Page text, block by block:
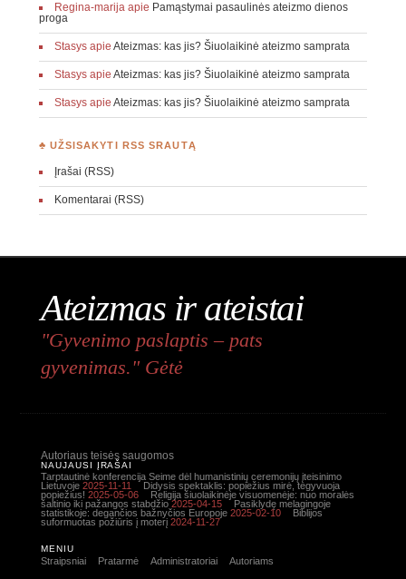
Regina-marijaapie Pamąstymai pasaulinės ateizmo dienos
proga
Stasysapie Ateizmas: kas jis? Šiuolaikinė ateizmo samprata
Stasysapie Ateizmas: kas jis? Šiuolaikinė ateizmo samprata
Stasysapie Ateizmas: kas jis? Šiuolaikinė ateizmo samprata
♣ UŽSISAKYTI RSS SRAUTĄ
Įrašai (RSS)
Komentarai (RSS)
Ateizmas ir ateistai
"Gyvenimo paslaptis – pats
gyvenimas." Gėtė
Autoriaus teisės saugomos
NAUJAUSI ĮRAŠAI
Tarptautinė konferencija Seime dėl humanistinių ceremonijų įteisinimo
Lietuvoje 2025-11-11
Didysis spektaklis: popiežius mirė, tegyvuoja
popiežius! 2025-05-06
Religija šiuolaikinėje visuomenėje: nuo moralės
šaltinio iki pažangos stabdžio 2025-04-15
Pasiklydę melagingoje
statistikoje: degančios bažnyčios Europoje 2025-02-10
Biblijos
suformuotas požiūris į moterį 2024-11-27
MENIU
Straipsniai Pratarmė Administratoriai Autoriams